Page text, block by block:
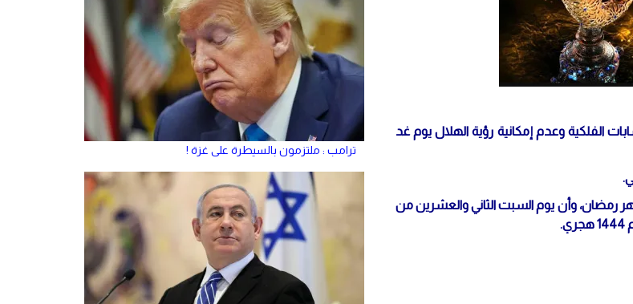
الفلكية وعدم إمكانية رؤية الهلال يوم غد
رمضان، وأن يوم السبت الثاني والعشرين من
ترامب : ملتزمون بالسيطرة على غزة !